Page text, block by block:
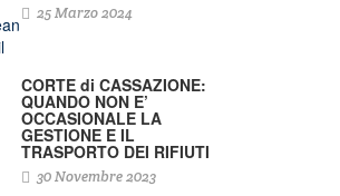
25 Marzo 2024
CORTE di CASSAZIONE:
QUANDO NON E’
OCCASIONALE LA
GESTIONE E IL
TRASPORTO DEI RIFIUTI
30 Novembre 2023